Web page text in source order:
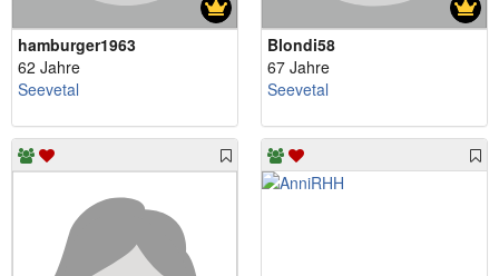
hamburger1963
62 Jahre
Seevetal
Blondi58
67 Jahre
Seevetal